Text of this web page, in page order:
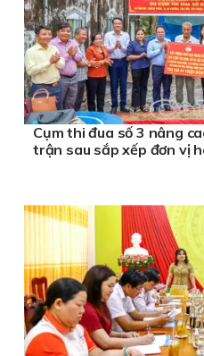
Cụm thi đua số 3 nâng
trận sau sắp xếp đơn vị